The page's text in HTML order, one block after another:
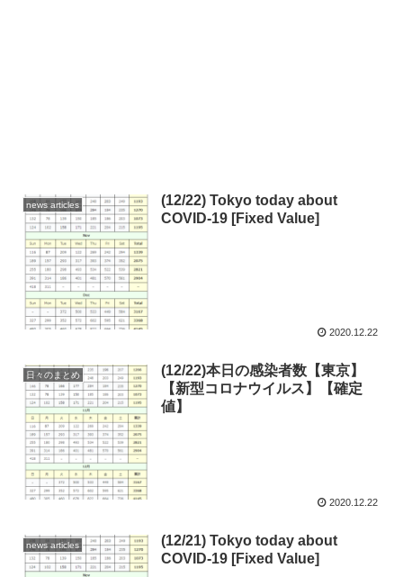
news articles
(12/22) Tokyo today about
COVID-19 [Fixed Value]
2020.12.22
日々のまとめ
(12/22)本日の感染者数【東京】
【新型コロナウイルス】【確定
値】
2020.12.22
news articles
(12/21) Tokyo today about
COVID-19 [Fixed Value]